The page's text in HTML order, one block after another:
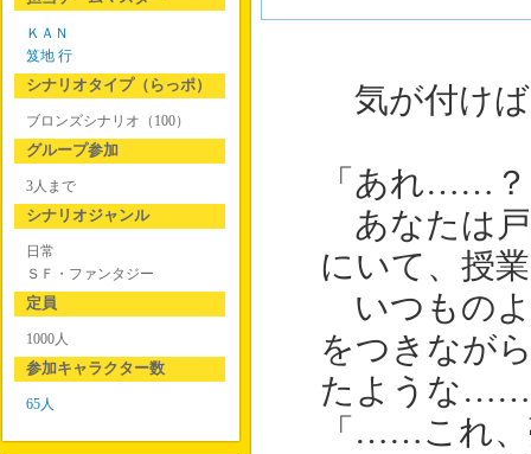
気が付けば
「あれ……
あなたは戸
にいて、授
いつものよ
をつきなが
たような
「……これ
ＫＡＮ
笈地 行
シナリオタイプ（らっポ）
ブロンズシナリオ（100）
グループ参加
3人まで
シナリオジャンル
日常
ＳＦ・ファンタジー
定員
1000人
参加キャラクター数
65人